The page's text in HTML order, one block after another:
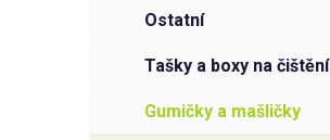
ostatní
tašky a boxy na čištění
gumičky a mašličky